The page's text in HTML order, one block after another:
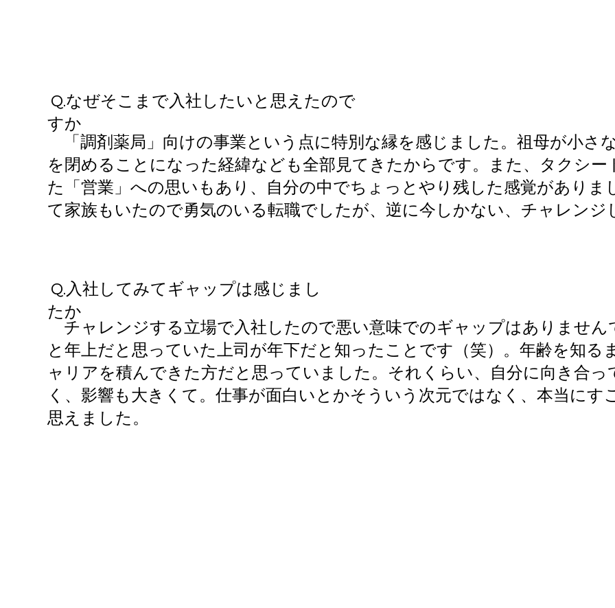
Q.​なぜそこまで入社したいと思えたので
すか
「調剤薬局」向けの事業という点に特別な縁を感じました。祖母が小さ
を閉めることになった経緯なども全部見てきたからです。また、タクシ
た「営業」への思いもあり、自分の中でちょっとやり残した感覚がありま
て家族もいたので勇気のいる転職でしたが、逆に今しかない、チャレンジ
Q.​入社してみてギャップは感じまし
たか
チャレンジする立場で入社したので悪い意味でのギャップはありません
と年上だと思っていた上司が年下だと知ったことです（笑）。年齢を知る
ャリアを積んできた方だと思っていました。それくらい、自分に向き合
く、影響も大きくて。仕事が面白いとかそういう次元ではなく、本当にす
思えました。